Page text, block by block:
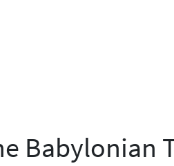
Babylonian